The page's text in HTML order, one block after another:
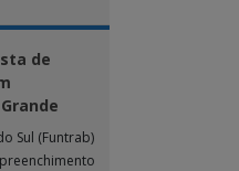
de
Sul (Funtrab)